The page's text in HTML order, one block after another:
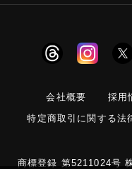
会社概要 採用
特定商取引に関する法
商標登録 第5211024号